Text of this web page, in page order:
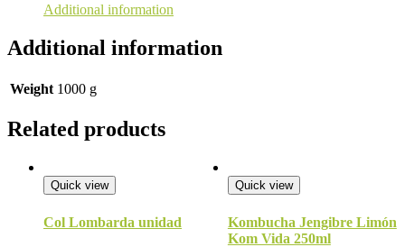
Additional information
Additional information
Weight 1000 g
Related products
Quick view
Col Lombarda unidad
Quick view
Kombucha Jengibre Limón
Kom Vida 250ml